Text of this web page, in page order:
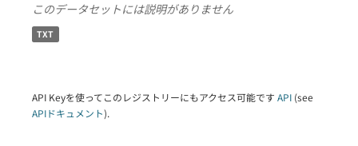
このデータセットには説明がありません
TXT
API Keyを使ってこのレジストリーにもアクセス可能です API (see
APIドキュメント).